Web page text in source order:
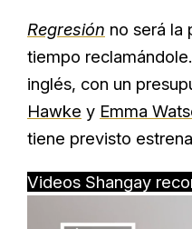
Regresión no será la
tiempo
inglés, con un
Hawke y Emma
tiene previsto
Videos Shangay